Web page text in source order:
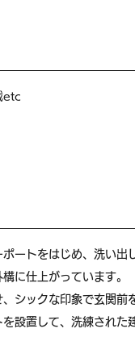
etc
ートをはじめ、洗い
に仕上がっています。
シックな印象で玄関前
設置して、洗練され